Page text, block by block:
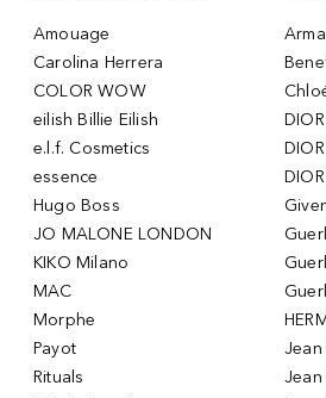
Amouage
Carolina Herrera
COLOR WOW
eilish Billie Eilish
e.l.f. Cosmetics
essence
Hugo Boss
JO MALONE LONDON
KIKO Milano
MAC
Morphe
Payot
Rituals
Jean
Jean